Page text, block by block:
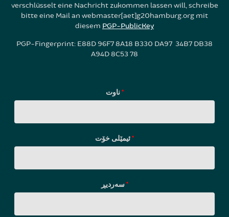
verschlüsselt eine Nachricht zukommen lassen will, schreibe
bitte eine Mail an webmaster[aet]g20hamburg.org mit
diesem PGP-PublicKey
PGP-Fingerprint: E88D 96F7 8A18 B330 DA97 34B7 DB38
A94D 8C53 78
ناوت*
*
سه‌ردیڕ*